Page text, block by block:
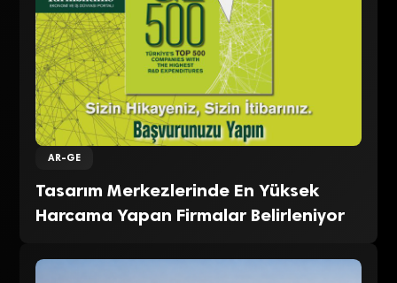
AR-GE
Tasarım Merkezlerinde En Yüksek
Harcama Yapan Firmalar Belirleniyor